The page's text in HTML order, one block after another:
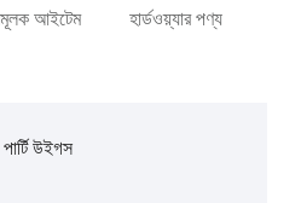
আইটেম হার্ডওয়্যার পণ্য
পার্টি উইগস